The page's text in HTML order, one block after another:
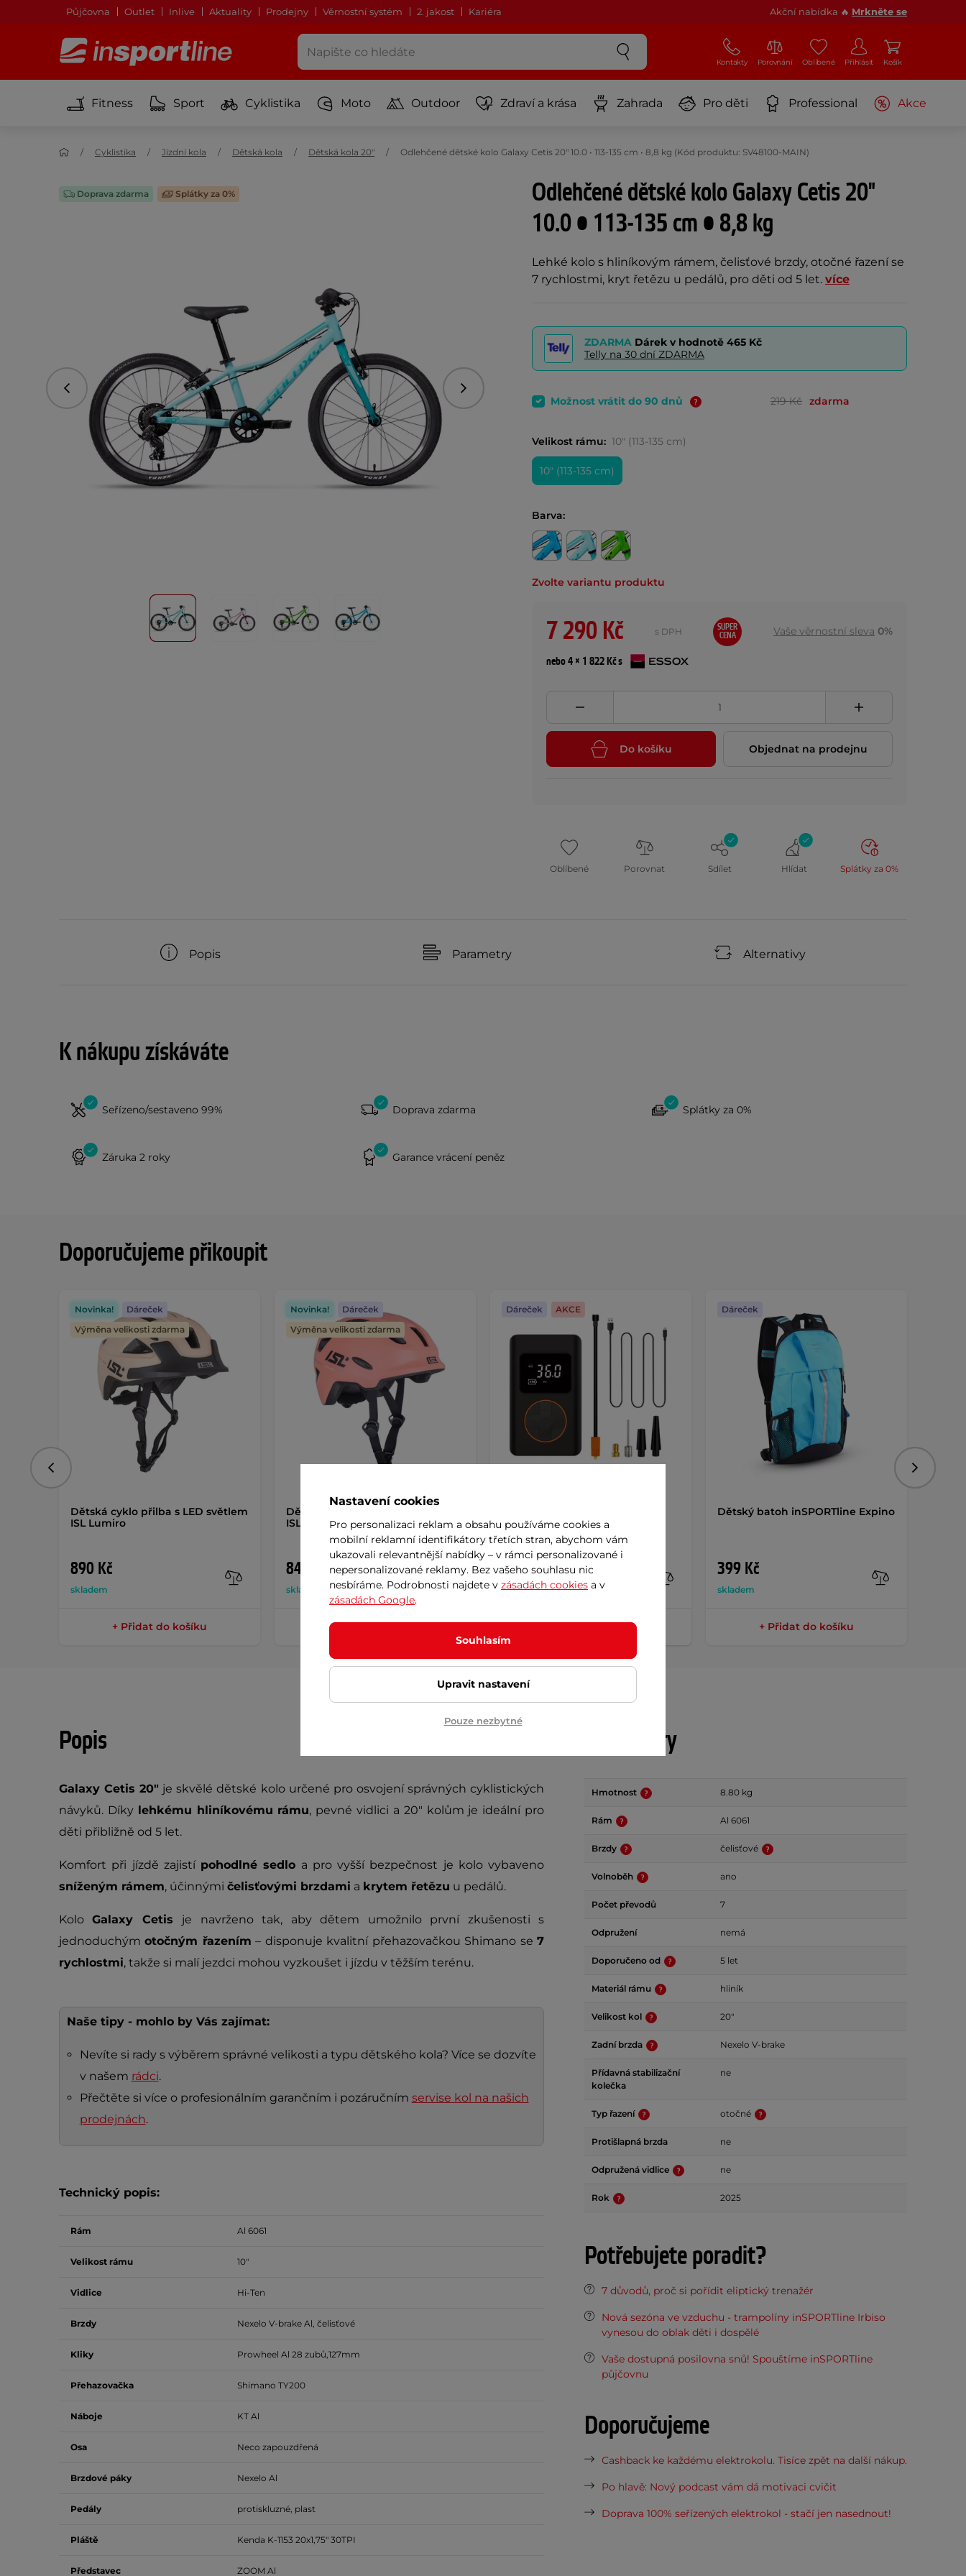
Půjčovna Outlet Inlive Aktuality Prodejny Věrnostní systém 2. jakost Kariéra Akční nabídka 🔥 Mrkněte se
Kontakty Porovnání Oblíbené Přihlásit Košík
Fitness Sport Cyklistika Moto Outdoor Zdraví a krása Zahrada Pro děti Professional Akce
Cyklistika Jízdní kola Dětská kola Dětská kola 20" Odlehčené dětské kolo Galaxy Cetis 20" 10.0 • 113-135 cm • 8,8 kg (Kód produktu: SV48100-MAIN)
Odlehčené dětské kolo Galaxy Cetis 20"
10.0 • 113-135 cm • 8,8 kg
Lehké kolo s hliníkovým rámem, čelisťové brzdy, otočné řazení se
7 rychlostmi, kryt řetězu u pedálů, pro děti od 5 let. více
Doprava zdarma Splátky za 0%
Předchozí Následující
ZDARMA Dárek v hodnotě 465 Kč
Telly na 30 dní ZDARMA
Možnost vrátit do 90 dnů 219 Kč zdarma
Velikost rámu: 10" (113-135 cm)
10" (113-135 cm)
Barva:
Zvolte variantu produktu
7 290 Kč s DPH
SUPER
CENA
Vaše věrnostní sleva 0%
nebo 4 × 1 822 Kč s
Do košíku Objednat na prodejnu
Oblíbené Porovnat Sdílet Hlídat Splátky za 0%
Popis Parametry Alternativy
K nákupu získáváte
Seřízeno/sestaveno 99% Doprava zdarma Splátky za 0%
Záruka 2 roky Garance vrácení peněz
Doporučujeme přikoupit
Dětská cyklo přilba s LED světlem
ISL Lumiro
890 Kč
skladem
Novinka!
Dáreček
Výměna velikosti zdarma
+ Přidat do košíku
Dětská cyklo přilba s LED světlem
ISL Lumitto
849 Kč
skladem
Novinka!
Dáreček
Výměna velikosti zdarma
+ Přidat do košíku
inSPORTline Gaberila s
powerbankou a LED světlem
AKCE
789 Kč 999 Kč
skladem
Dáreček AKCE
+ Přidat do košíku
Dětský batoh inSPORTline Expino
399 Kč
skladem
Dáreček
+ Přidat do košíku
Předchozí
Popis
Galaxy Cetis 20" je skvělé dětské kolo určené pro osvojení správných cyklistických
návyků. Díky lehkému hliníkovému rámu, pevné vidlici a 20" kolům je ideální pro
děti přibližně od 5 let.
Komfort při jízdě zajistí pohodlné sedlo a pro vyšší bezpečnost je kolo vybaveno
sníženým rámem, účinnými čelisťovými brzdami a krytem řetězu u pedálů.
KoloGalaxy Cetis je navrženo tak, aby dětem umožnilo první zkušenosti s
jednoduchýmotočným řazením – disponuje kvalitní přehazovačkou Shimano se7
rychlostmi, takže si malí jezdci mohou vyzkoušet i jízdu v těžším terénu.
Naše tipy - mohlo by Vás zajímat:
Nevíte si rady s výběrem správné velikosti a typu dětského kola? Více se dozvíte
v našem rádci.
Přečtěte si více o profesionálním garančním i pozáručním servise kol na našich
prodejnách.
Technický popis:
Rám Al 6061
Velikost rámu 10"
Vidlice Hi-Ten
Brzdy Nexelo V-brake Al, čelisťové
Kliky Prowheel Al 28 zubů,127mm
Přehazovačka Shimano TY200
Náboje KT Al
Osa Neco zapouzdřená
Brzdové páky Nexelo Al
Pedály protiskluzné, plast
Pláště Kenda K-1153 20x1,75" 30TPI
Představec ZOOM Al
Parametry
Hmotnost 8.80 kg
Rám Al 6061
Brzdy čelisťové
Volnoběh ano
Počet převodů 7
Odpružení nemá
Doporučeno od 5 let
Materiál rámu hliník
Velikost kol 20"
Zadní brzda Nexelo V-brake
Přídavná stabilizační
kolečka
ne
Typ řazení otočné
Protišlapná brzda ne
Odpružená vidlice ne
Rok 2025
Potřebujete poradit?
7 důvodů, proč si pořídit eliptický trenažér
Nová sezóna ve vzduchu - trampolíny inSPORTline Irbiso
vynesou do oblak děti i dospělé
Vaše dostupná posilovna snů! Spouštíme inSPORTline
půjčovnu
Doporučujeme
Cashback ke každému elektrokolu. Tisíce zpět na další nákup.
Po hlavě: Nový podcast vám dá motivaci cvičit
Doprava 100% seřízených elektrokol - stačí jen nasednout!
Nastavení cookies
Pro personalizaci reklam a obsahu používáme cookies a
mobilní reklamní identifikátory třetích stran, abychom vám
ukazovali relevantnější nabídky – v rámci personalizované i
nepersonalizované reklamy. Bez vašeho souhlasu nic
nesbíráme. Podrobnosti najdete v zásadách cookies a v
zásadách Google.
Souhlasím
Upravit nastavení
Pouze nezbytné